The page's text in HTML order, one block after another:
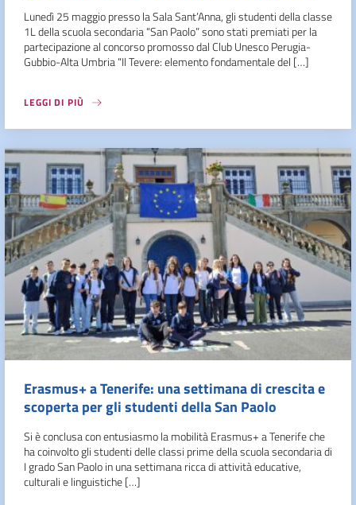
Lunedì 25 maggio presso la Sala Sant’Anna, gli studenti della classe
1L della scuola secondaria “San Paolo” sono stati premiati per la
partecipazione al concorso promosso dal Club Unesco Perugia-
Gubbio-Alta Umbria “Il Tevere: elemento fondamentale del […]
LEGGI DI PIÙ
Erasmus+ a Tenerife: una settimana di crescita e
scoperta per gli studenti della San Paolo
Si è conclusa con entusiasmo la mobilità Erasmus+ a Tenerife che
ha coinvolto gli studenti delle classi prime della scuola secondaria di
I grado San Paolo in una settimana ricca di attività educative,
culturali e linguistiche […]